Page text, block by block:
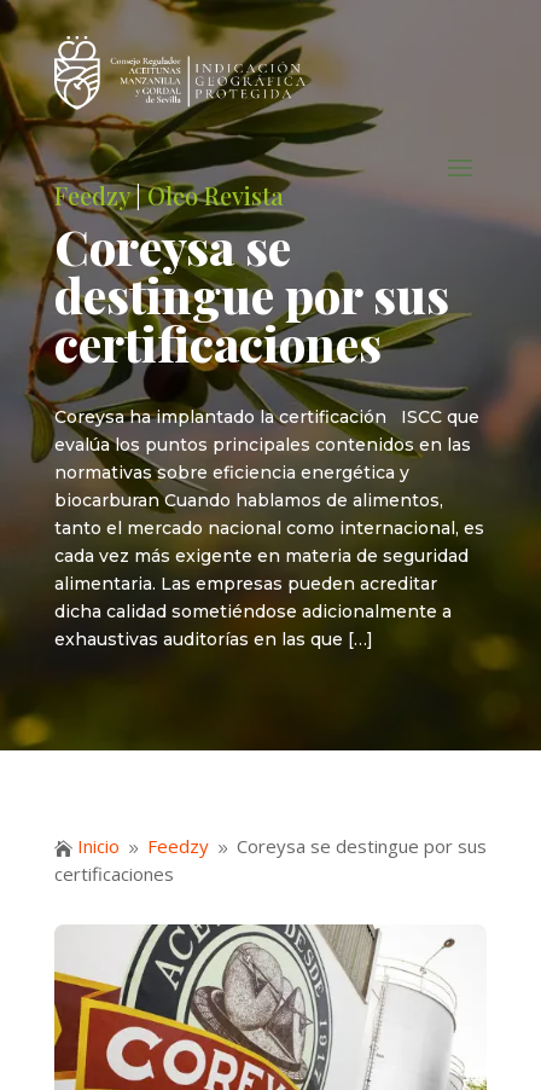
Feedzy|Oleo Revista
Coreysa se
destingue por sus
certificaciones
Coreysa ha implantado la certificación ISCC que
evalúa los puntos principales contenidos en las
normativas sobre eficiencia energética y
biocarburan Cuando hablamos de alimentos,
tanto el mercado nacional como internacional, es
cada vez más exigente en materia de seguridad
alimentaria. Las empresas pueden acreditar
dicha calidad sometiéndose adicionalmente a
exhaustivas auditorías en las que […]
 Inicio 9 Feedzy 9 Coreysa se destingue por sus
certificaciones